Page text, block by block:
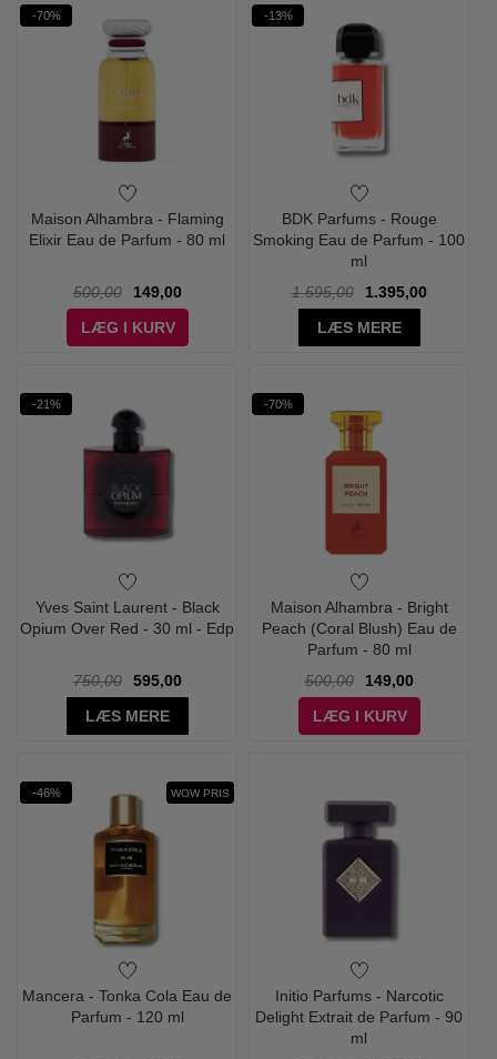
-70%
Maison Alhambra - Flaming
Elixir Eau de Parfum - 80 ml
500,00
149,00
LÆG I KURV
-13%
BDK Parfums - Rouge
Smoking Eau de Parfum - 100
ml
1.595,00
1.395,00
LÆS MERE
-21%
Yves Saint Laurent - Black
Opium Over Red - 30 ml - Edp
750,00
595,00
LÆS MERE
-70%
Maison Alhambra - Bright
Peach (Coral Blush) Eau de
Parfum - 80 ml
500,00
149,00
LÆG I KURV
-46% WOW PRIS
Mancera - Tonka Cola Eau de
Parfum - 120 ml
Initio Parfums - Narcotic
Delight Extrait de Parfum - 90
ml